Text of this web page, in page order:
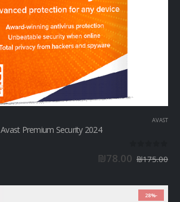
AVAST
Avast Premium Security 2024 - רישיון שנתי למחשב אחד
₪175.00
₪78.00
-28%